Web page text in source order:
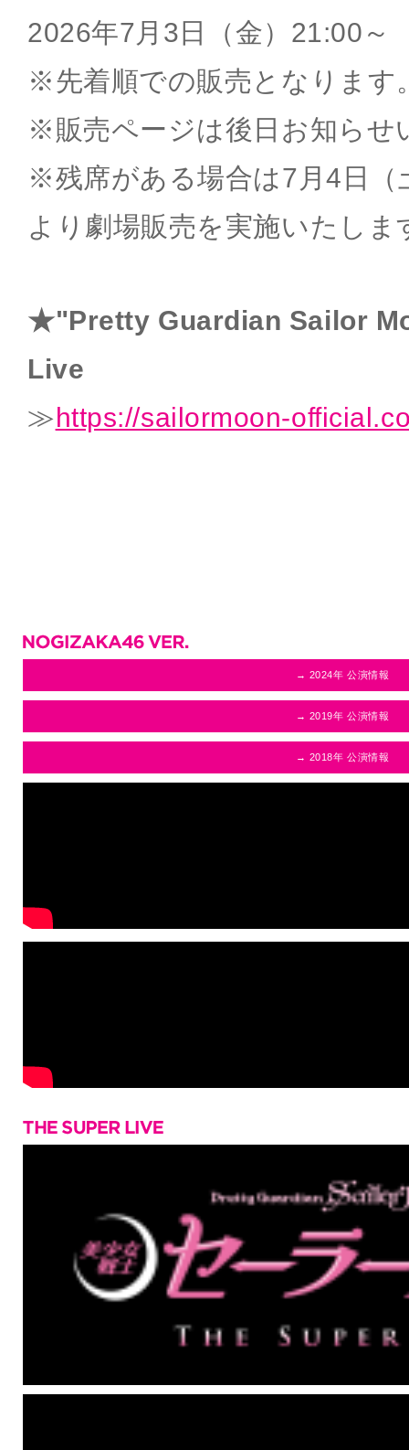
2026年7月3日（金）21:00～
※先着順での販売となります
※販売ページは後日お知らせ
※残席がある場合は7月4日（
より劇場販売を実施いたしま
★"Pretty Guardian Sailor
Live
≫https://sailormoon-
→ 2024年 公演情報
→ 2019年 公演情報
→ 2018年 公演情報